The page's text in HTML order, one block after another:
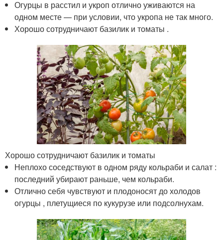
Огурцы в расстил и укроп отлично уживаются на
одном месте — при условии, что укропа не так много.
Хорошо сотрудничают базилик и томаты .
Хорошо сотрудничают базилик и томаты
Неплохо соседствуют в одном ряду кольраби и салат :
последний убирают раньше, чем кольраби.
Отлично себя чувствуют и плодоносят до холодов
огурцы , плетущиеся по кукурузе или подсолнухам.